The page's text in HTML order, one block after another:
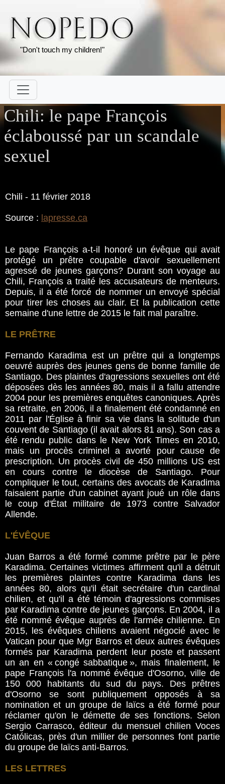
"Don't touch my children!"
Chili: le pape François
éclaboussé par un scandale
sexuel
Chili - 11 février 2018
Source : lapresse.ca
Le pape François a-t-il honoré un évêque qui avait
protégé un prêtre coupable d'avoir sexuellement
agressé de jeunes garçons? Durant son voyage au
Chili, François a traité les accusateurs de menteurs.
Depuis, il a été forcé de nommer un envoyé spécial
pour tirer les choses au clair. Et la publication cette
semaine d'une lettre de 2015 le fait mal paraître.
LE PRÊTRE
Fernando Karadima est un prêtre qui a longtemps
oeuvré auprès des jeunes gens de bonne famille de
Santiago. Des plaintes d'agressions sexuelles ont été
déposées dès les années 80, mais il a fallu attendre
2004 pour les premières enquêtes canoniques. Après
sa retraite, en 2006, il a finalement été condamné en
2011 par l'Église à finir sa vie dans la solitude d'un
couvent de Santiago (il avait alors 81 ans). Son cas a
été rendu public dans le New York Times en 2010,
mais un procès criminel a avorté pour cause de
prescription. Un procès civil de 450 millions US est
en cours contre le diocèse de Santiago. Pour
compliquer le tout, certains des avocats de Karadima
faisaient partie d'un cabinet ayant joué un rôle dans
le coup d'État militaire de 1973 contre Salvador
Allende.
L'ÉVÊQUE
Juan Barros a été formé comme prêtre par le père
Karadima. Certaines victimes affirment qu'il a détruit
les premières plaintes contre Karadima dans les
années 80, alors qu'il était secrétaire d'un cardinal
chilien, et qu'il a été témoin d'agressions commises
par Karadima contre de jeunes garçons. En 2004, il a
été nommé évêque auprès de l'armée chilienne. En
2015, les évêques chiliens avaient négocié avec le
Vatican pour que Mgr Barros et deux autres évêques
formés par Karadima perdent leur poste et passent
un an en « congé sabbatique », mais finalement, le
pape François l'a nommé évêque d'Osorno, ville de
150 000 habitants du sud du pays. Des prêtres
d'Osorno se sont publiquement opposés à sa
nomination et un groupe de laïcs a été formé pour
réclamer qu'on le démette de ses fonctions. Selon
Sergio Carrasco, éditeur du mensuel chilien Voces
Católicas, près d'un millier de personnes font partie
du groupe de laïcs anti-Barros.
LES LETTRES